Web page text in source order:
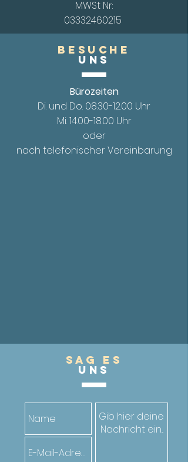
MWSt Nr:
03332460215
Besuche
UnS
Bürozeiten
Di. und Do. 08.30-12.00 Uhr
Mi. 14.00-18.00 Uhr
oder
nach telefonischer Vereinbarung
Sag es
UnS